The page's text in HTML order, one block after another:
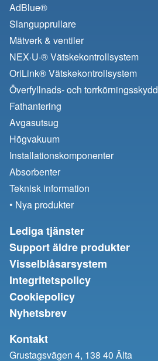
AdBlue®
Slangupprullare
Mätverk & ventiler
NEX·U·® Vätskekontrollsystem
OriLink® Vätskekontrollsystem
Överfyllnads- och torrkörningsskydd
Fathantering
Avgasutsug
Högvakuum
Installationskomponenter
Absorbenter
Teknisk information
• Nya produkter
Lediga tjänster
Support äldre produkter
Visselblåsarsystem
Integritetspolicy
Cookiepolicy
Nyhetsbrev
Kontakt
Grustagsvägen 4, 138 40 Älta